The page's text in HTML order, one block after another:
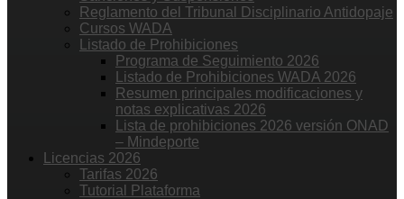
Reglamento del Tribunal Disciplinario Antidopaje
Cursos WADA
Listado de Prohibiciones
Programa de Seguimiento 2026
Listado de Prohibiciones WADA 2026
Resumen principales modificaciones y
notas explicativas 2026
Lista de prohibiciones 2026 versión ONAD
– Mindeporte
Licencias 2026
Tarifas 2026
Tutorial Plataforma